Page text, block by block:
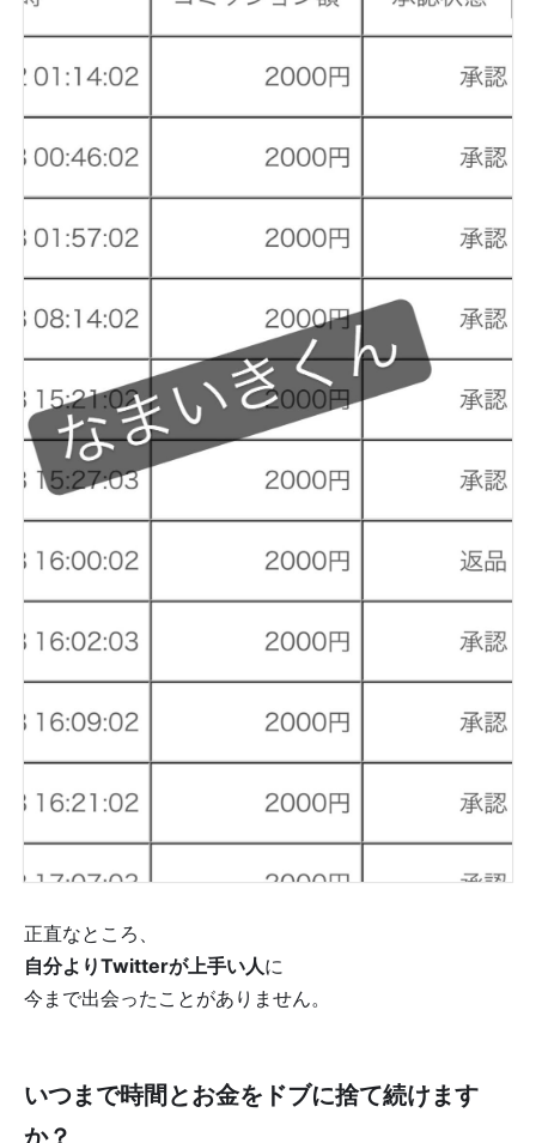
正直なところ、
自分よりTwitterが上手い人に
今まで出会ったことがありません。
いつまで時間とお金をドブに捨て続けます